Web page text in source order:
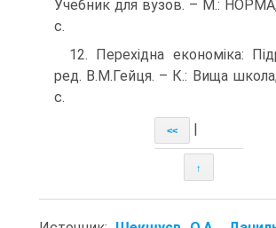
Учебник для вузов. – М.:
с.
12. Перехідна економіка:
ред. В.М.Гейця. – К.: Вища
с.
<<
↑